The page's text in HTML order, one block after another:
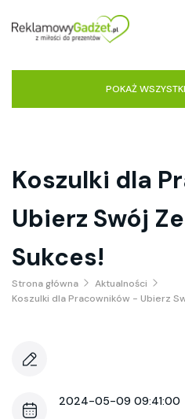
POKAŻ
Koszulki dla
Ubierz Swój
Sukces!
Strona główna
Aktualności
Koszulki dla Pracowników - Ubierz
2024-05-09 09:41:00